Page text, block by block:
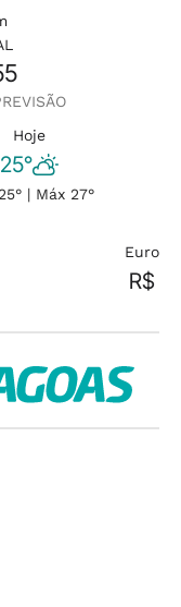
Hoje
25°
| Máx 27°
Euro
R$